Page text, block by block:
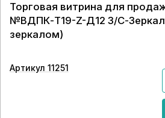
Торговая витрина для
№ВДПК-Т19-Z-Д12 З/С-
зеркалом)
Артикул 11251